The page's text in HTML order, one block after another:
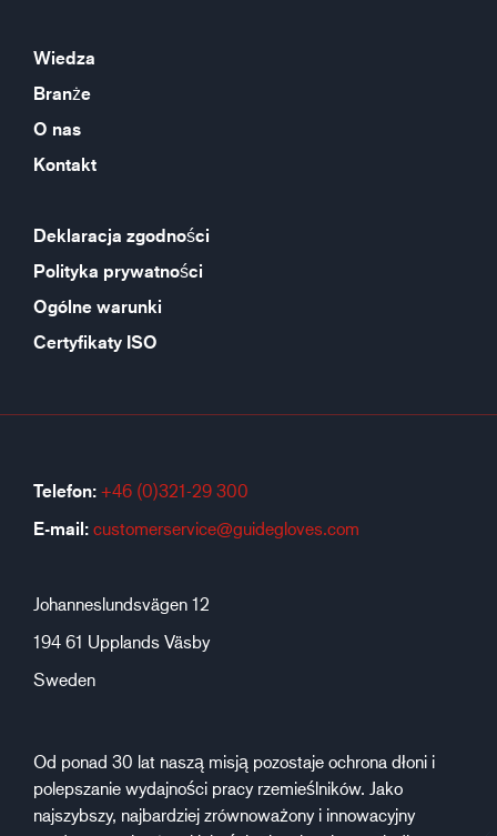
Wiedza
Branże
O nas
Kontakt
Deklaracja zgodności
Polityka prywatności
Ogólne warunki
Certyfikaty ISO
Telefon: +46 (0)321-29 300
E-mail: customerservice@guidegloves.com
Johanneslundsvägen 12
194 61 Upplands Väsby
Sweden
Od ponad 30 lat naszą misją pozostaje ochrona dłoni i
polepszanie wydajności pracy rzemieślników. Jako
najszybszy, najbardziej zrównoważony i innowacyjny